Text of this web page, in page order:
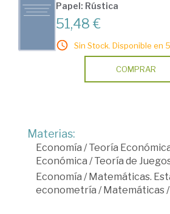
Papel: Rústica
51,48 €
Sin Stock. Disponible en
COMPRAR
Materias:
Economía /Teoría
Económica /Teoría de
Economía /Matemáticas.
econometría /Matemáticas/